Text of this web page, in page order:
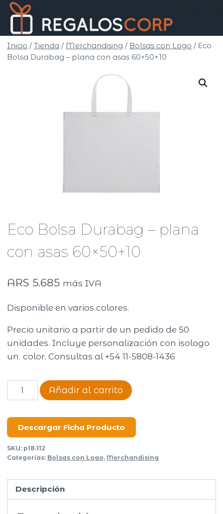
Saltar
contenido
Inicio / Tienda / Merchandising / Bolsas con Logo / Eco
Bolsa Durabag – plana con asas 60×50+10
Eco Bolsa Durabag – plana
con asas 60×50+10
ARS 5.685 más IVA
Disponible en varios colores.
Precio unitario a partir de un pedido de 50
unidades. Incluye personalización con isologo
un color. Consultas al +54 11-5808-1436
Eco
Bolsa
plana
con
60x50+10
cantidad
Añadir al carrito
Descargar Ficha Producto
SKU: p18.112
Categorías: Bolsas con Logo, Merchandising
Descripción